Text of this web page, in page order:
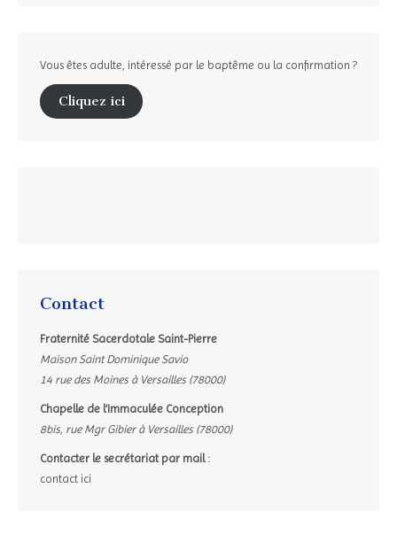
Vous êtes adulte, intéressé par le baptême ou la confirmation ?
Cliquez ici
Contact
Fraternité Sacerdotale Saint-Pierre
Maison Saint Dominique Savio
14 rue des Moines à Versailles (78000)
Chapelle de l’Immaculée Conception
8bis, rue Mgr Gibier à Versailles (78000)
Contacter le secrétariat par mail :
contact ici